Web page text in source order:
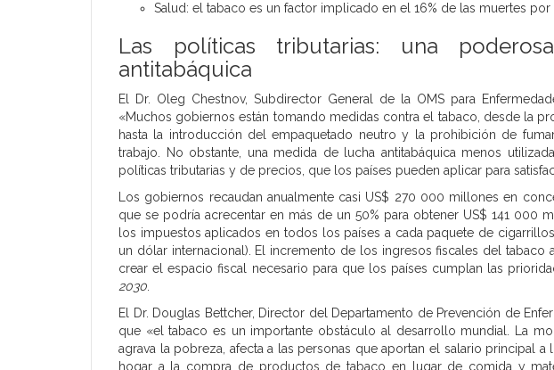
Salud: el tabaco es un factor implicado en el 16% de las muertes
Las políticas tributarias: una
antitabáquica
El Dr. Oleg Chestnov, Subdirector General de la OMS para
«Muchos gobiernos están tomando medidas contra el tabaco, desde la
hasta la introducción del empaquetado neutro y la prohibición de
trabajo. No obstante, una medida de lucha antitabáquica menos
políticas tributarias y de precios, que los países pueden aplicar para
Los gobiernos recaudan anualmente casi US$ 270 000 millones en
que se podría acrecentar en más de un 50% para obtener US$ 141 000
los impuestos aplicados en todos los países a cada paquete de
un dólar internacional). El incremento de los ingresos fiscales del tabaco
crear el espacio fiscal necesario para que los países cumplan las
2030
El Dr. Douglas Bettcher, Director del Departamento de Prevención de
que «el tabaco es un importante obstáculo al desarrollo mundial. La
agrava la pobreza, afecta a las personas que aportan el salario principal
hogar a la compra de productos de tabaco en lugar de comida y